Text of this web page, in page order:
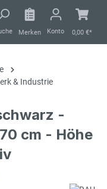
Merken Konto 0,00 €*
& Industrie
-
cm - Höhe